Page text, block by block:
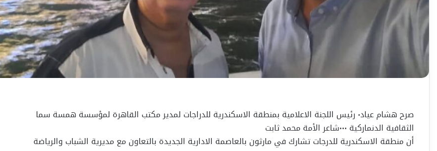
صرح هشام عياد٠ رئيس اللجنة الاعلامية بمنطقة الاسكندرية للدراجات لمدير مكتب القاهرة لمؤسسة همسة سما
الثقافية الدنماركية ٠٠٠شاعر الأمة محمد ثابت
أن منطقة الاسكندرية للدرجات تشارك في مارثون بالعاصمة الادارية الجديدة بالتعاون مع مديرية الشباب والرياضة